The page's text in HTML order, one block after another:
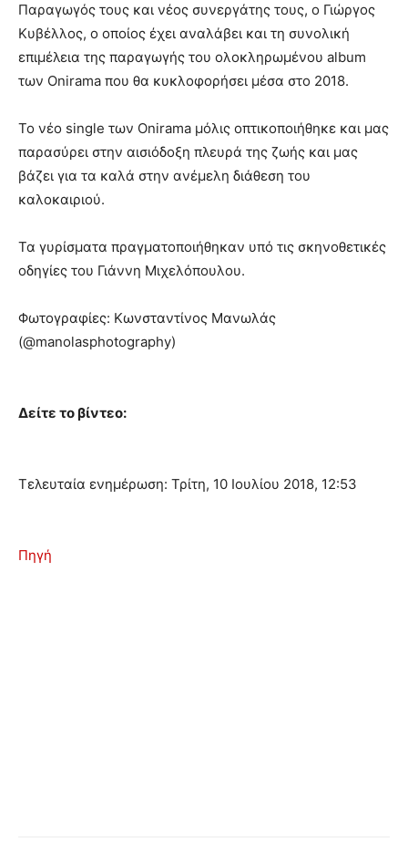
Παραγωγός τους και νέος συνεργάτης τους, ο Γιώργος
Κυβέλλος, ο οποίος έχει αναλάβει και τη συνολική
επιμέλεια της παραγωγής του ολοκληρωμένου album
των Onirama που θα κυκλοφορήσει μέσα στο 2018.
Το νέο single των Onirama μόλις οπτικοποιήθηκε και μας
παρασύρει στην αισιόδοξη πλευρά της ζωής και μας
βάζει για τα καλά στην ανέμελη διάθεση του
καλοκαιριού.
Τα γυρίσματα πραγματοποιήθηκαν υπό τις σκηνοθετικές
οδηγίες του Γιάννη Μιχελόπουλου.
Φωτογραφίες: Κωνσταντίνος Μανωλάς
(@manolasphotography)
Δείτε το βίντεο:
Τελευταία ενημέρωση: Τρίτη, 10 Ιουλίου 2018, 12:53
Πηγή